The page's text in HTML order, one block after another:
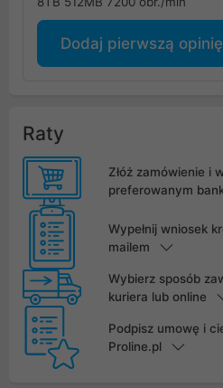
Dodaj pierwszą
Raty
Złóż zamówienie i
preferowanym
Wypełnij wniosek
mailem
Wybierz sposób
kuriera lub online
Podpisz umowę i
Proline.pl